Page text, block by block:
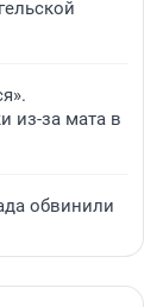
из-за мата в
обвинили